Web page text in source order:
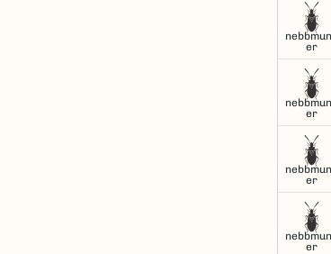
er
er
er
er